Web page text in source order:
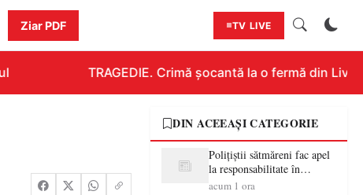
Ziar PDF TV LIVE
TRAGEDIE. Crimă șocantă la o fermă din
DIN ACEEAȘI CATEGORIE
Polițiștii sătmăreni fac apel
la responsabilitate în
trafic…
acum 1 ora